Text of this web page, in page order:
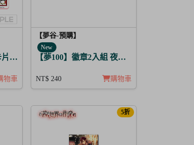
片立牌 傳遞心意的新春 芥川龍之介
物車
【夢谷-預購】
New
【夢100】徽章2入組 夜間綻放的花香調酒
NT$ 240 購物車
5折